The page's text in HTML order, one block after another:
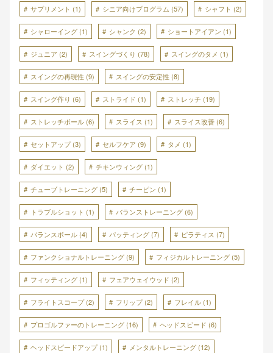
サプリメント (1) シニア向けプログラム (57) シャフト (2)
シャローイング (1) シャンク (2) ショートアイアン (1)
ジュニア (2) スイングづくり (78) スイングのタメ (1)
スイングの再現性 (9) スイングの安定性 (8)
スイング作り (6) ストライド (1) ストレッチ (19)
ストレッチボール (6) スライス (1) スライス改善 (6)
セットアップ(3) セルフケア (9) タメ (1)
ダイエット (2) チキンウィング (1)
チューブトレーニング (5) チーピン (1)
トラブルショット (1) バランストレーニング (6)
バランスボール (4) パッティング (7) ピラティス (7)
ファンクショナルトレーニング (9) フィジカルトレーニング (5)
フィッティング (1) フェアウェイウッド (2)
フライトスコープ(2) フリップ(2) フレイル (1)
プロゴルファーのトレーニング (16) ヘッドスピード (6)
ヘッドスピードアップ(1) メンタルトレーニング (12)